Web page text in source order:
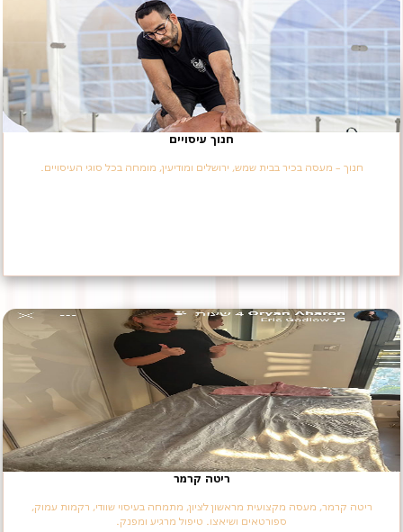
חנוך עיסויים
חנוך – מעסה בכיר בבית שמש, ירושלים ומודיעין, מומחה בכל סוגי העיסויים.
ריטה קרמר
ריטה קרמר, מעסה מקצועית מראשון לציון, מתמחה בעיסוי שוודי, רקמות עמוק,
ספורטאים ושיאצו. טיפול מרגיע ומפנק.